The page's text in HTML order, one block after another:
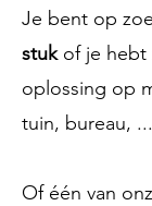
Je bent op
stukof je hebt
oplossing op
tuin, bureau,
Of één van